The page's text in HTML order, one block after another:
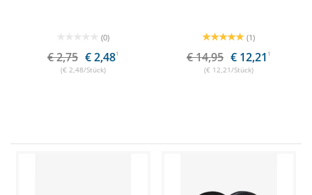
(0)
€ 2,75 € 2,481
(€ 2,48/Stück)
(1)
€ 14,95 € 12,21 1
(€ 12,21/Stück)